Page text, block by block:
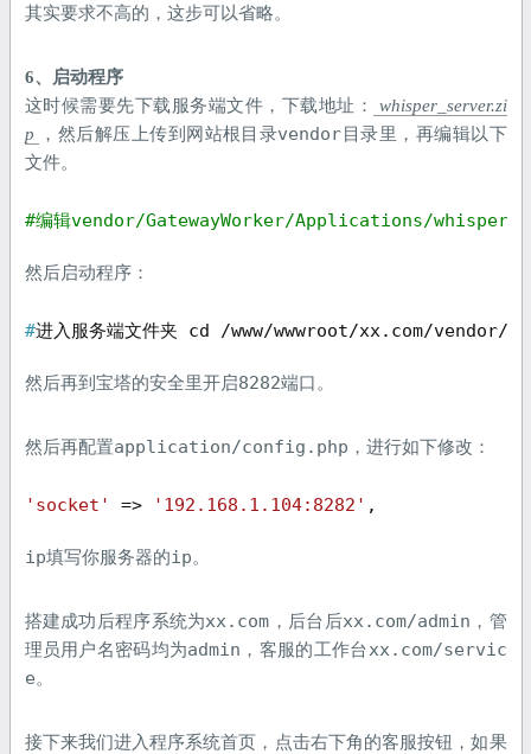
其实要求不高的，这步可以省略。
6、启动程序
这时候需要先下载服务端文件，下载地址：
whisper_server.zi
p
，然后解压上传到网站根目录vendor 目录里，再编辑以下
文件。
#编辑vendor/GatewayWorker/Applications/whisper/
然后启动程序：
#进入服务端文件夹 cd /www/wwwroot/xx.com/vendor/
然后再到宝塔的安全里开启8282端口。
然后再配置application/config.php ，进行如下修改：
'socket' => '192.168.1.104:8282' ,
ip填写你服务器的ip。
搭建成功后程序系统为xx.com ，后台后xx.com/admin ，管
理员用户名密码均为admin ，客服的工作台xx.com/servic
e。
接下来我们进入程序系统首页，点击右下角的客服按钮，如果